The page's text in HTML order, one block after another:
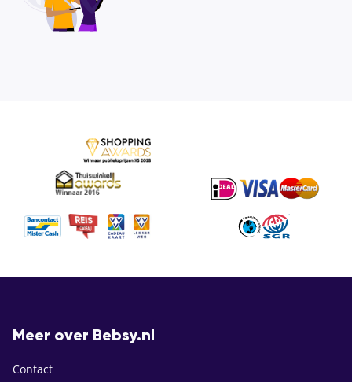
Meer over Bebsy.nl
Contact